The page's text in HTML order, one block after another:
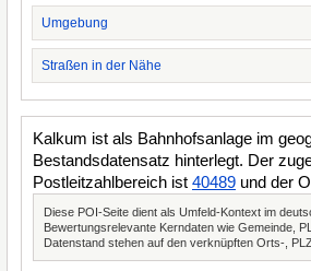
Umgebung
Straßen in der Nähe
Kalkum ist als Bahnhofsanlage im
Bestandsdatensatz hinterlegt. Der
Postleitzahlbereich ist 40489 und der
Diese POI-Seite dient als Umfeld-Kontext im
Bewertungsrelevante Kerndaten wie Gemeinde,
Datenstand stehen auf den verknüpften Orts-,